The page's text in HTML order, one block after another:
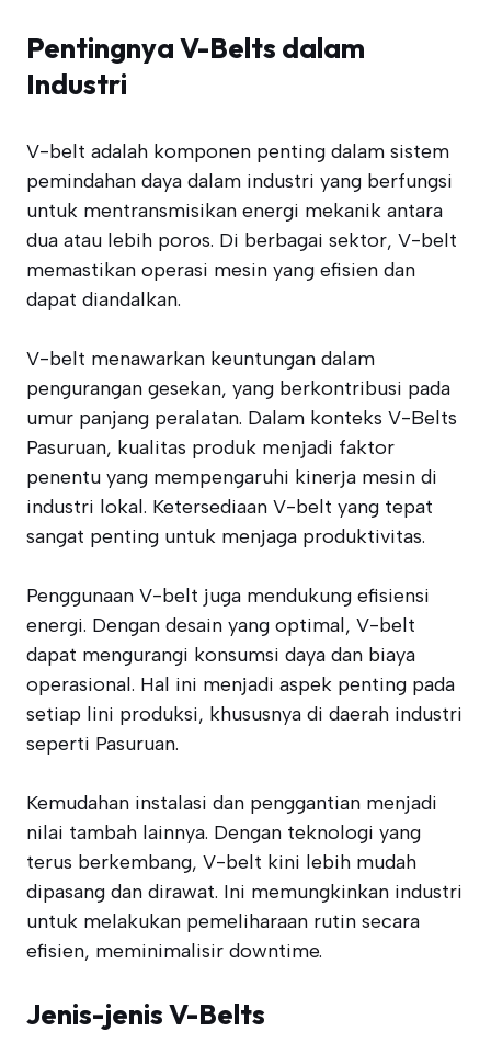
Pentingnya V-Belts dalam
Industri
V-belt adalah komponen penting dalam sistem
pemindahan daya dalam industri yang berfungsi
untuk mentransmisikan energi mekanik antara
dua atau lebih poros. Di berbagai sektor, V-belt
memastikan operasi mesin yang efisien dan
dapat diandalkan.
V-belt menawarkan keuntungan dalam
pengurangan gesekan, yang berkontribusi pada
umur panjang peralatan. Dalam konteks V-Belts
Pasuruan, kualitas produk menjadi faktor
penentu yang mempengaruhi kinerja mesin di
industri lokal. Ketersediaan V-belt yang tepat
sangat penting untuk menjaga produktivitas.
Penggunaan V-belt juga mendukung efisiensi
energi. Dengan desain yang optimal, V-belt
dapat mengurangi konsumsi daya dan biaya
operasional. Hal ini menjadi aspek penting pada
setiap lini produksi, khususnya di daerah industri
seperti Pasuruan.
Kemudahan instalasi dan penggantian menjadi
nilai tambah lainnya. Dengan teknologi yang
terus berkembang, V-belt kini lebih mudah
dipasang dan dirawat. Ini memungkinkan industri
untuk melakukan pemeliharaan rutin secara
efisien, meminimalisir downtime.
Jenis-jenis V-Belts